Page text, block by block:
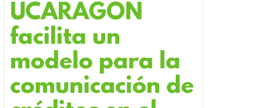
UCARAGÓN
facilita un
modelo para la
comunicación de